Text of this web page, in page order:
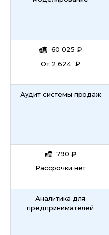
60 025 ₽
От 2 624 ₽
Аудит системы продаж
790 ₽
Рассрочки нет
Аналитика для
предпринимателей